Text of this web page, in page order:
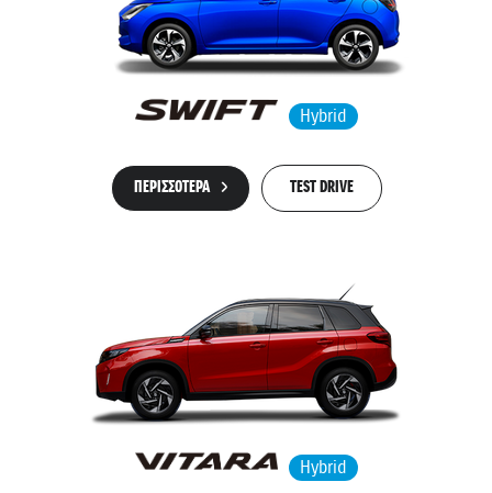
Hybrid
ΠΕΡΙΣΣΟΤΕΡΑ TEST DRIVE
Hybrid